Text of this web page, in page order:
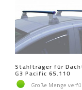
Stahlträger für
G3 Pacific 65.110
Große Menge